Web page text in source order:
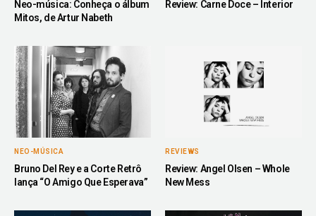
Neo-música: Conheça o álbum
Mitos, de Artur Nabeth
Review: Carne Doce – Interior
NEO-MÚSICA
Bruno Del Rey e a Corte Retrô
lança “O Amigo Que Esperava”
REVIEWS
Review: Angel Olsen – Whole
New Mess